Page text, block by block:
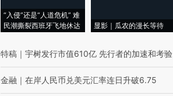
“入侵”还是“人道危机” 难
民潮撕裂西班牙飞地休达
显影｜瓜农的漫长等待
特稿 ｜ 宇树发行市值610亿 先行者的加速和考验
金融 ｜ 在岸人民币兑美元汇率连日升破6.75